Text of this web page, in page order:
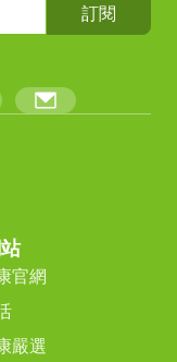
訂閱
官網
嚴選